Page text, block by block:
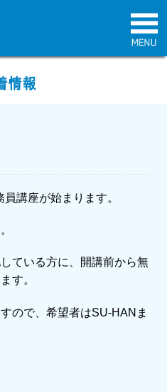
情報
講座が始まります。
ている方に、開講前から無
す。
ので、希望者はSU-HANま